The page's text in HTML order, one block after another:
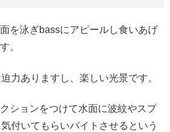
を泳ぎbassにアピールし食いあげ
。
力ありますし、楽しい光景です。
ションをつけて水面に波紋やスプ
付いてもらいバイトさせるという